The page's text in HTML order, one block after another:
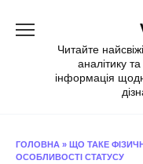
Читайте
аналітику та
інформація
ГОЛОВНА » ЩО ТАКЕ
ОСОБЛИВОСТІ СТАТУСУ